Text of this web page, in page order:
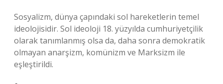
Sosyalizm, dünya çapındaki sol hareketlerin temel
ideolojisidir. Sol ideoloji 18. yüzyılda cumhuriyetçilik
olarak tanımlanmış olsa da, daha sonra demokratik
olmayan anarşizm, komünizm ve Marksizm ile
eşleştirildi.